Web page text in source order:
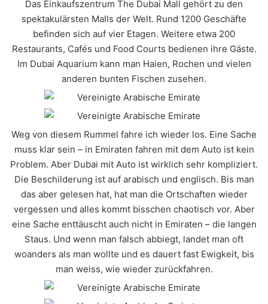
Das Einkaufszentrum The Dubai Mall gehört zu den
spektakulärsten Malls der Welt. Rund 1200 Geschäfte
befinden sich auf vier Etagen. Weitere etwa 200
Restaurants, Cafés und Food Courts bedienen ihre Gäste.
Im Dubai Aquarium kann man Haien, Rochen und vielen
anderen bunten Fischen zusehen.
Weg von diesem Rummel fahre ich wieder los. Eine Sache
muss klar sein – in Emiraten fahren mit dem Auto ist kein
Problem. Aber Dubai mit Auto ist wirklich sehr kompliziert.
Die Beschilderung ist auf arabisch und englisch. Bis man
das aber gelesen hat, hat man die Ortschaften wieder
vergessen und alles kommt bisschen chaotisch vor. Aber
eine Sache enttäuscht auch nicht in Emiraten – die langen
Staus. Und wenn man falsch abbiegt, landet man oft
woanders als man wollte und es dauert fast Ewigkeit, bis
man weiss, wie wieder zurückfahren.